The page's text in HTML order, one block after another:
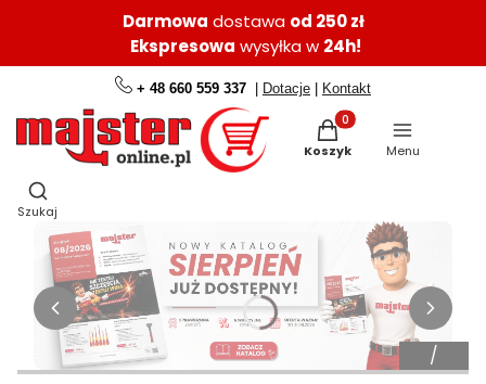
Darmowa dostawa od 250 zł
Ekspresowa wysyłka w 24h!
+ 48 660 559 337 | Dotacje | Kontakt
Produkty w koszyku:
Koszyk Menu
Otwórz wyszukiwarkę
Szukaj